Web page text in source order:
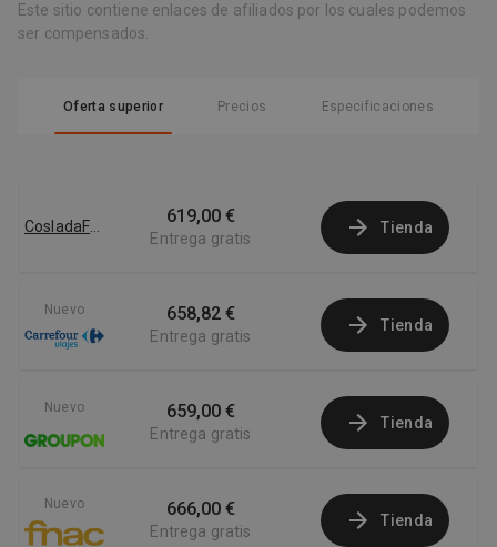
Este sitio contiene enlaces de afiliados por los cuales podemos
ser compensados.
Oferta superior Precios Especificaciones
619,00 €
Entrega gratis
Tienda
Nuevo 658,82 €
Entrega gratis
Tienda
Nuevo 659,00 €
Entrega gratis
Tienda
Nuevo 666,00 €
Entrega gratis
Tienda